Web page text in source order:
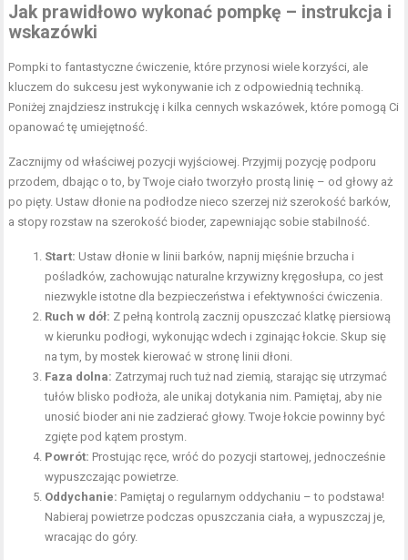
Jak prawidłowo wykonać pompkę – instrukcja i
wskazówki
Pompki to fantastyczne ćwiczenie, które przynosi wiele korzyści, ale
kluczem do sukcesu jest wykonywanie ich z odpowiednią techniką.
Poniżej znajdziesz instrukcję i kilka cennych wskazówek, które pomogą Ci
opanować tę umiejętność.
Zacznijmy od właściwej pozycji wyjściowej. Przyjmij pozycję podporu
przodem, dbając o to, by Twoje ciało tworzyło prostą linię – od głowy aż
po pięty. Ustaw dłonie na podłodze nieco szerzej niż szerokość barków,
a stopy rozstaw na szerokość bioder, zapewniając sobie stabilność.
Start: Ustaw dłonie w linii barków, napnij mięśnie brzucha i
pośladków, zachowując naturalne krzywizny kręgosłupa, co jest
niezwykle istotne dla bezpieczeństwa i efektywności ćwiczenia.
Ruch w dół: Z pełną kontrolą zacznij opuszczać klatkę piersiową
w kierunku podłogi, wykonując wdech i zginając łokcie. Skup się
na tym, by mostek kierować w stronę linii dłoni.
Faza dolna: Zatrzymaj ruch tuż nad ziemią, starając się utrzymać
tułów blisko podłoża, ale unikaj dotykania nim. Pamiętaj, aby nie
unosić bioder ani nie zadzierać głowy. Twoje łokcie powinny być
zgięte pod kątem prostym.
Powrót: Prostując ręce, wróć do pozycji startowej, jednocześnie
wypuszczając powietrze.
Oddychanie: Pamiętaj o regularnym oddychaniu – to podstawa!
Nabieraj powietrze podczas opuszczania ciała, a wypuszczaj je,
wracając do góry.